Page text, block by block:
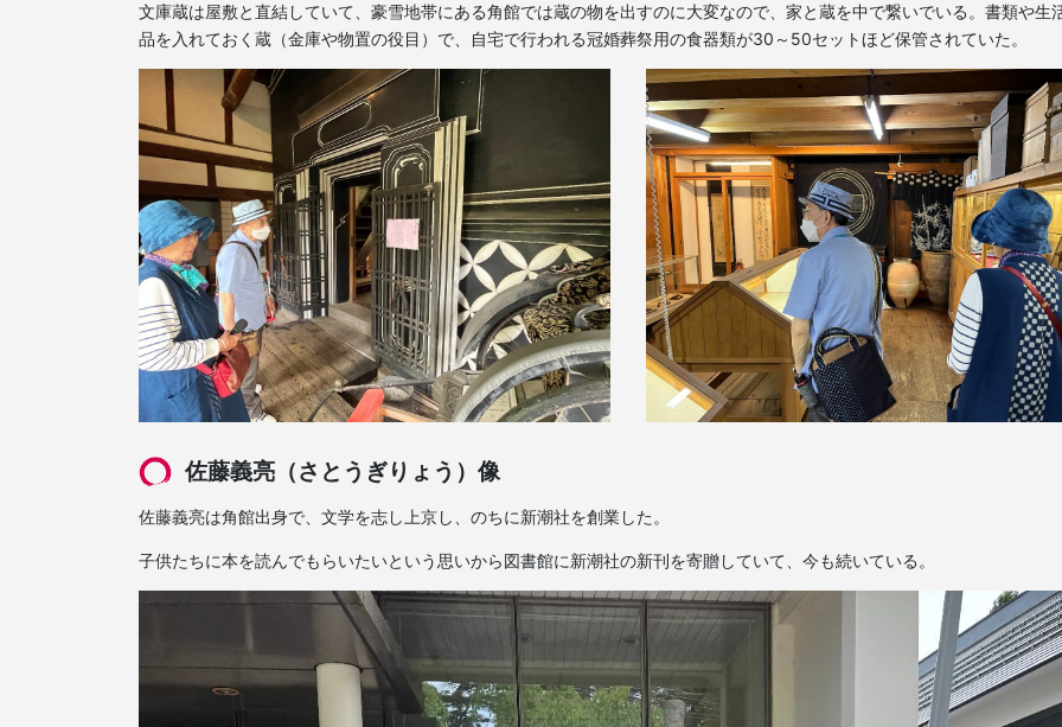
文庫蔵は屋敷と直結していて、豪雪地帯にある角館では蔵の物を出すのに大変なので、家と蔵を中で繋いでいる。書類や生
品を入れておく蔵（金庫や物置の役目）で、自宅で行われる冠婚葬祭用の食器類が30～50セットほど保管されていた。
佐藤義亮（さとうぎりょう）像
佐藤義亮は角館出身で、文学を志し上京し、のちに新潮社を創業した。
子供たちに本を読んでもらいたいという思いから図書館に新潮社の新刊を寄贈していて、今も続いている。